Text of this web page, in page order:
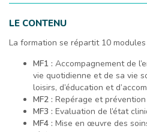
LE CONTENU
La formation se répartit 10
MF1 : Accompagnement de
vie quotidienne et de sa vie
loisirs, d’éducation et
MF2 : Repérage et
MF3 : Evaluation de l’état
MF4 : Mise en œuvre des